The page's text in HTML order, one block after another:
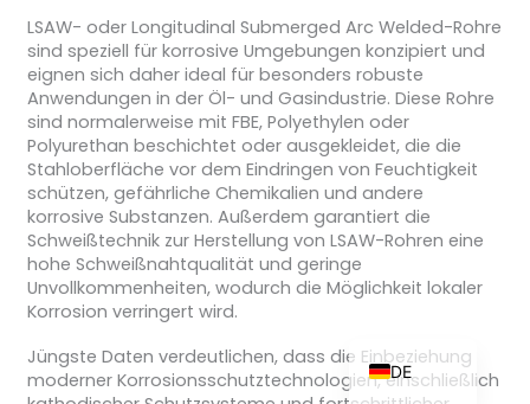
LSAW- oder Longitudinal Submerged Arc Welded-Rohre
sind speziell für korrosive Umgebungen konzipiert und
eignen sich daher ideal für besonders robuste
Anwendungen in der Öl- und Gasindustrie. Diese Rohre
sind normalerweise mit FBE, Polyethylen oder
Polyurethan beschichtet oder ausgekleidet, die die
Stahloberfläche vor dem Eindringen von Feuchtigkeit
schützen, gefährliche Chemikalien und andere
korrosive Substanzen. Außerdem garantiert die
Schweißtechnik zur Herstellung von LSAW-Rohren eine
hohe Schweißnahtqualität und geringe
Unvollkommenheiten, wodurch die Möglichkeit lokaler
Korrosion verringert wird.
Jüngste Daten verdeutlichen, dass die Einbeziehung
moderner Korrosionsschutztechnologien, einschließlich
DE
NL
IT
JA
KO
PT
RU
ES